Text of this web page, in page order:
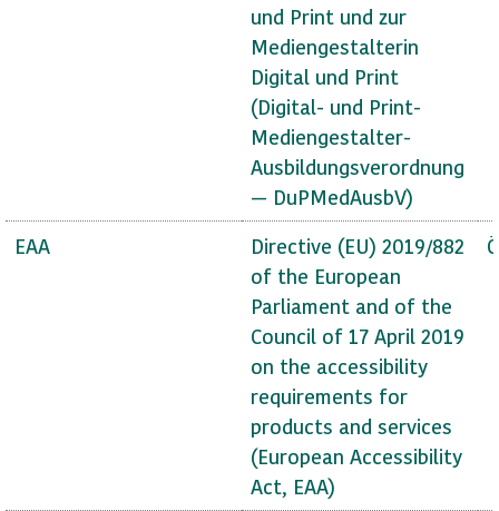
und Print und zur
Mediengestalterin
Digital und Print
(Digital- und Print-
Mediengestalter-
Ausbildungsverordnung
— DuPMedAusbV)
EAA
Directive (EU) 2019/882
of the European
Parliament and of the
Council of 17 April 2019
on the accessibility
requirements for
products and services
(European Accessibility
Act, EAA)